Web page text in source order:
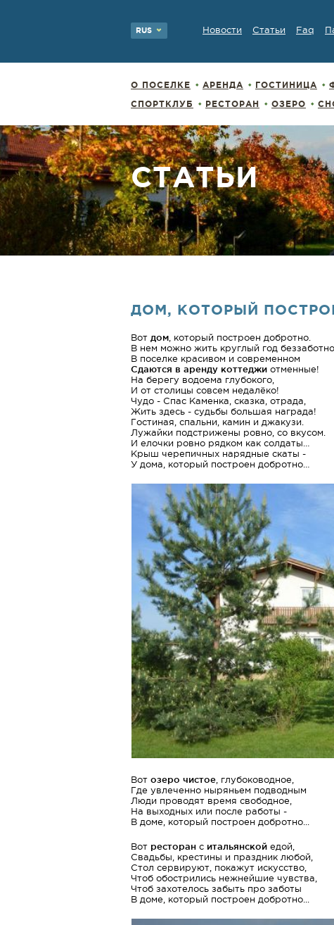
RUS Новости Статьи Faq
О ПОСЕЛКЕ АРЕНДА ГОСТИНИЦА
СПОРТКЛУБ РЕСТОРАН ОЗЕРО
СТАТЬИ
ДОМ, КОТОРЫЙ
Вот дом, который построен добротно.
В нем можно жить круглый год
В поселке красивом и современном
Сдаются в аренду коттеджи отменные!
На берегу водоема глубокого,
И от столицы совсем недалёко!
Чудо - Спас Каменка, сказка, отрада,
Жить здесь - судьбы большая награда!
Гостиная, спальни, камин и джакузи.
Лужайки подстрижены ровно, со вкусом.
И елочки ровно рядком как солдаты…
Крыш черепичных нарядные скаты -
У дома, который построен добротно…
Вот озеро чистое, глубоководное,
Где увлеченно ныряньем подводным
Люди проводят время свободное,
На выходных или после работы -
В доме, который построен добротно...
Вот ресторан с итальянской едой,
Свадьбы, крестины и праздник любой,
Стол сервируют, покажут искусство,
Чтоб обострились нежнейшие чувства,
Чтоб захотелось забыть про заботы
В доме, который построен добротно...